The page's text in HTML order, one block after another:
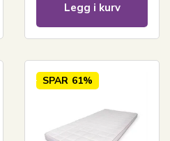
Legg i kurv
SPAR 61%